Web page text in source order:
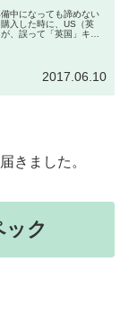
中になっても諦めない
入した時に、US（英
、誤って「英国」キー
2017.06.10
きました。
ク